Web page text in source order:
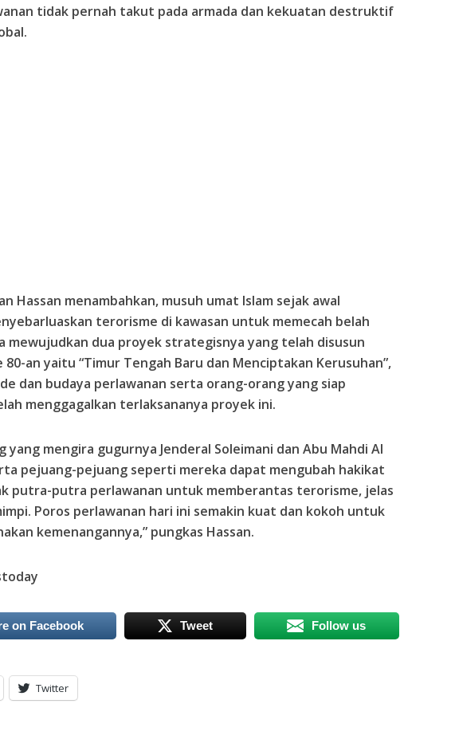
tidak pernah takut pada armada dan kekuatan destruktif
Hassan menambahkan, musuh umat Islam sejak awal
terorisme di kawasan untuk memecah belah
mewujudkan dua proyek strategisnya yang telah disusun
80-an yaitu “Timur Tengah Baru dan Menciptakan Kerusuhan”,
dan budaya perlawanan serta orang-orang yang siap
menggagalkan terlaksananya proyek ini.
yang mengira gugurnya Jenderal Soleimani dan Abu Mahdi Al
pejuang-pejuang seperti mereka dapat mengubah hakikat
putra-putra perlawanan untuk memberantas terorisme, jelas
Poros perlawanan hari ini semakin kuat dan kokoh untuk
kemenangannya,” pungkas Hassan.
on Facebook Tweet Follow us
Twitter